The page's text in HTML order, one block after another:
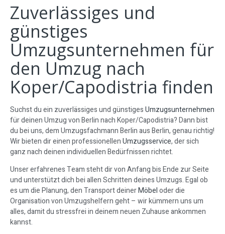
Zuverlässiges und
günstiges
Umzugsunternehmen für
den Umzug nach
Koper/Capodistria finden
Suchst du ein zuverlässiges und günstigesUmzugsunternehmen
für deinen Umzug von Berlin nach Koper/Capodistria? Dann bist
du bei uns, dem Umzugsfachmann Berlin aus Berlin, genau richtig!
Wir bieten dir einen professionellenUmzugsservice, der sich
ganz nach deinen individuellen Bedürfnissen richtet.
Unser erfahrenes Team steht dir von Anfang bis Ende zur Seite
und unterstützt dich bei allen Schritten deines Umzugs. Egal ob
es um die Planung, den Transport deinerMöbeloder die
Organisation von Umzugshelfern geht – wir kümmern uns um
alles, damit du stressfrei in deinem neuen Zuhause ankommen
kannst.